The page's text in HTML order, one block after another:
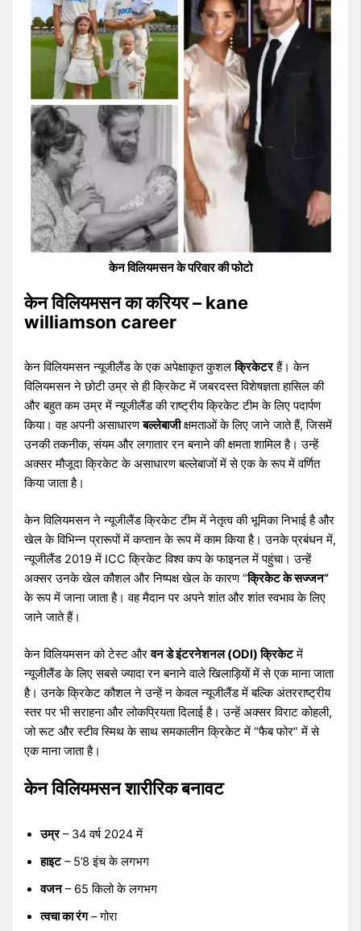
केन विलियमसन के परिवार की फोटो
केन विलियमसन का करियर – kane
williamson career
केन विलियमसन न्यूजीलैंड के एक अपेक्षाकृत कुशलक्रिकेटरहैं। केन
विलियमसन ने छोटी उम्र से ही क्रिकेट में जबरदस्त विशेषज्ञता हासिल की
और बहुत कम उम्र में न्यूजीलैंड की राष्ट्रीय क्रिकेट टीम के लिए पदार्पण
किया। वह अपनी असाधारणबल्लेबाजीक्षमताओं के लिए जाने जाते हैं, जिसमें
उनकी तकनीक, संयम और लगातार रन बनाने की क्षमता शामिल है। उन्हें
अक्सर मौजूदा क्रिकेट के असाधारण बल्लेबाजों में से एक के रूप में वर्णित
किया जाता है।
केन विलियमसन ने न्यूजीलैंड क्रिकेट टीम में नेतृत्व की भूमिका निभाई है और
खेल के विभिन्न प्रारूपों में कप्तान के रूप में काम किया है। उनके प्रबंधन में,
न्यूजीलैंड 2019 में ICC क्रिकेट विश्व कप के फाइनल में पहुंचा। उन्हें
अक्सर उनके खेल कौशल और निष्पक्ष खेल के कारण “क्रिकेट के सज्जन”
के रूप में जाना जाता है। वह मैदान पर अपने शांत और शांत स्वभाव के लिए
जाने जाते हैं।
केन विलियमसन को टेस्ट औरवन डे इंटरनेशनल (ODI) क्रिकेटमें
न्यूजीलैंड के लिए सबसे ज्यादा रन बनाने वाले खिलाड़ियों में से एक माना जाता
है। उनके क्रिकेट कौशल ने उन्हें न केवल न्यूजीलैंड में बल्कि अंतरराष्ट्रीय
स्तर पर भी सराहना और लोकप्रियता दिलाई है। उन्हें अक्सर विराट कोहली,
जो रूट और स्टीव स्मिथ के साथ समकालीन क्रिकेट में “फैब फोर” में से
एक माना जाता है।
केन विलियमसन शारीरिक बनावट
उम्र– 34 वर्ष 2024 में
हाइट– 5’8 इंच के लगभग
वजन– 65 किलो के लगभग
त्वचा का रंग– गोरा